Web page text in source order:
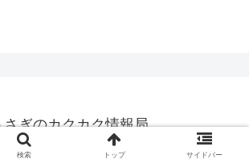
さぎのカクカク情報局
うさぎのカクカク情報局.
検索 トップ サイドバー